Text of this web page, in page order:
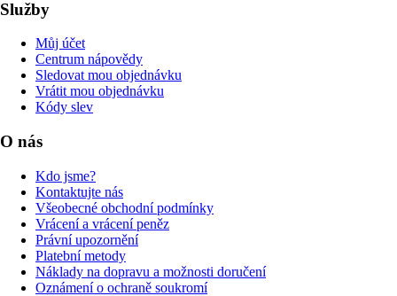
Služby
Můj účet
Centrum nápovědy
Sledovat mou objednávku
Vrátit mou objednávku
Kódy slev
O nás
Kdo jsme?
Kontaktujte nás
Všeobecné obchodní podmínky
Vrácení a vrácení peněz
Právní upozornění
Platební metody
Náklady na dopravu a možnosti doručení
Oznámení o ochraně soukromí